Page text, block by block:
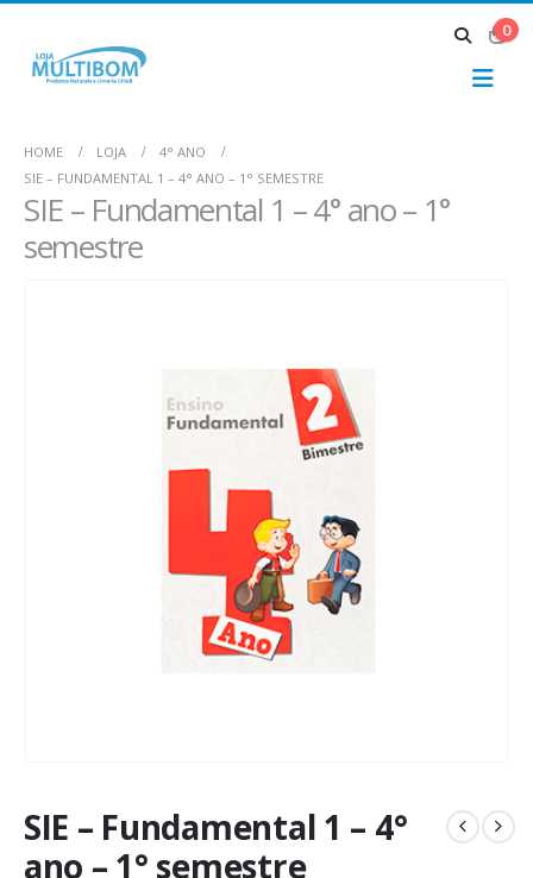
0
HOME LOJA
4° ANO
SIE – FUNDAMENTAL 1 – 4° ANO – 1° SEMESTRE
SIE – Fundamental 1 – 4° ano – 1°
semestre
SIE – Fundamental 1 – 4°
ano – 1° semestre